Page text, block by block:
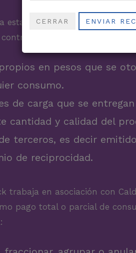
estación es tan simple como
control que ofrece Calden
en pesos que se
consumo.
de carga que se
cantidad y calidad del
terceros, es decir
de reciprocidad.
trabaja en asociación con
pago total o parcial de
CERRAR ENVIAR